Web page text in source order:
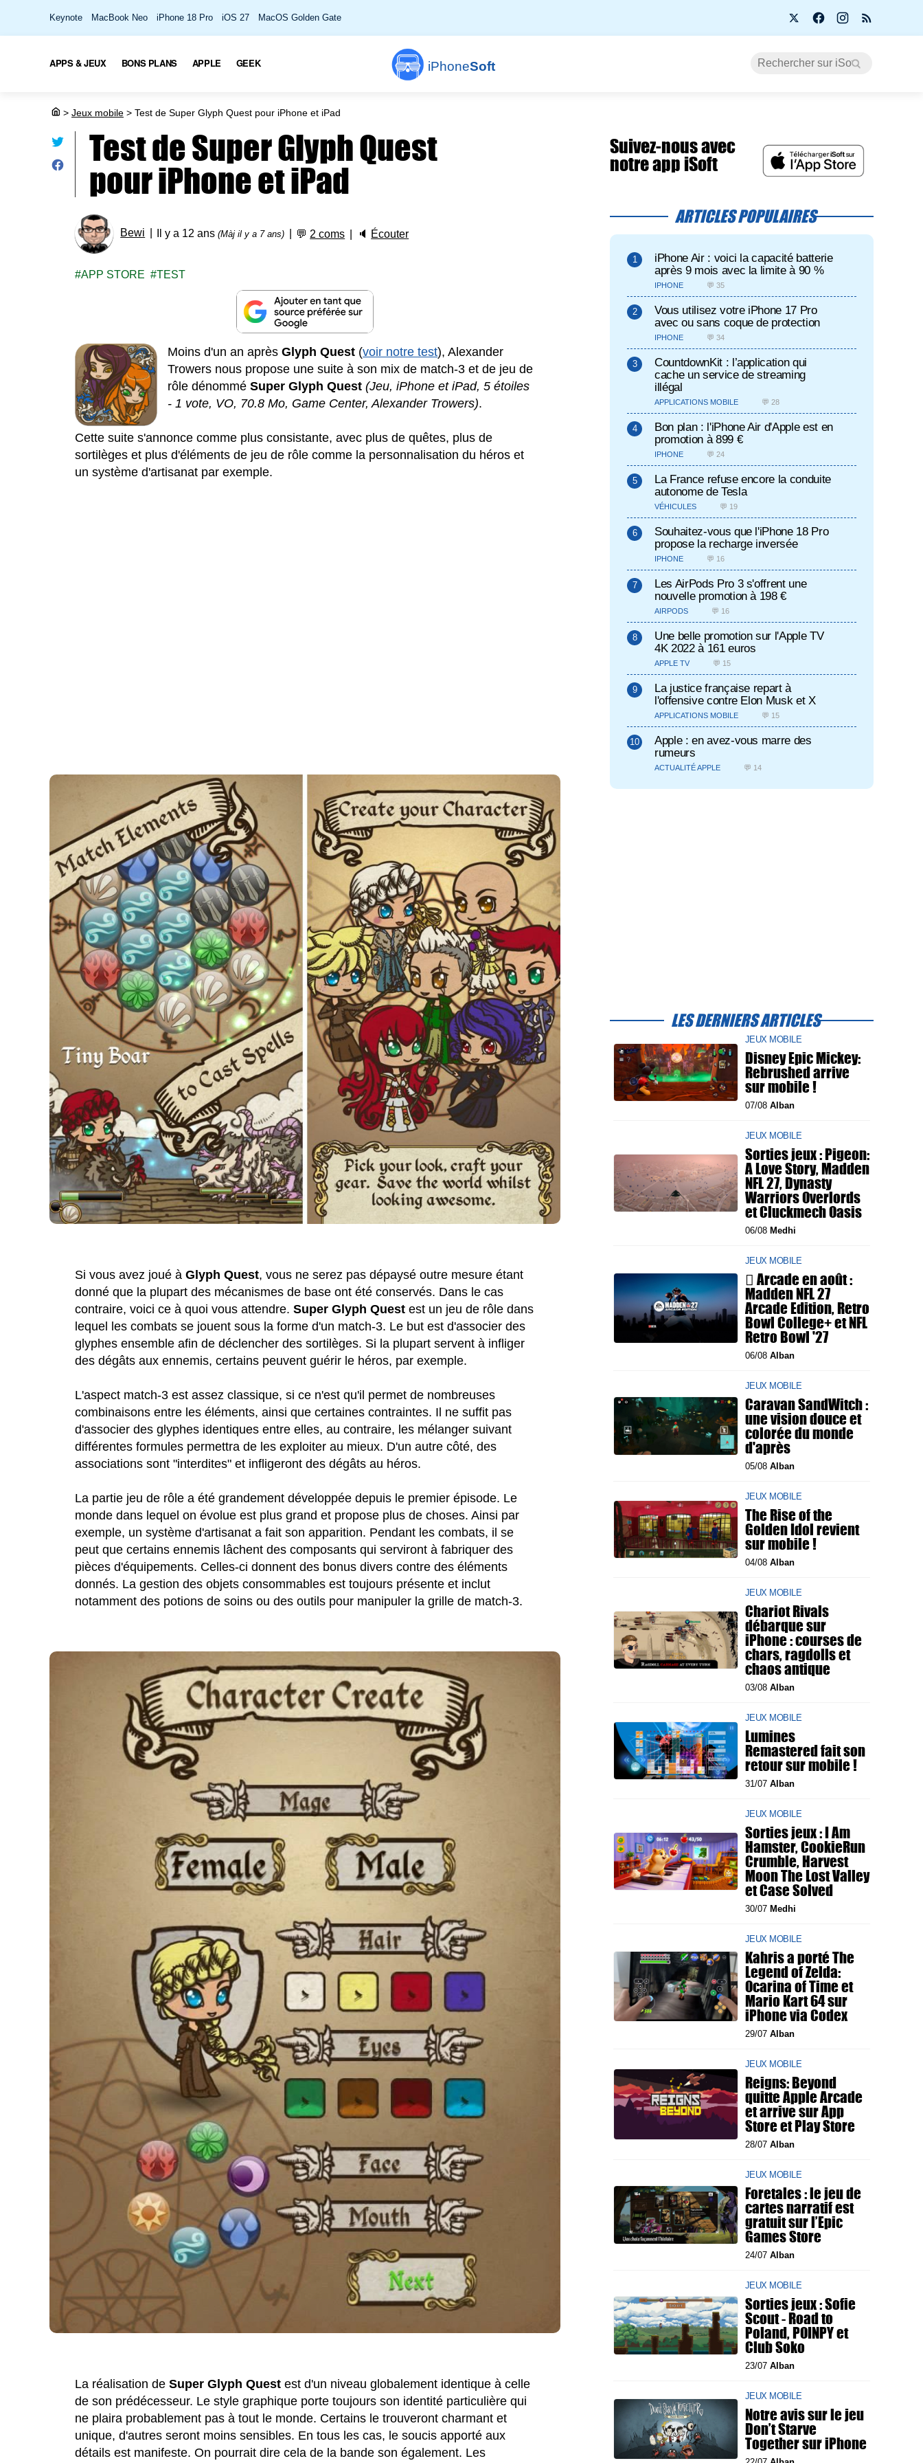
Keynote MacBook Neo iPhone 18 Pro iOS 27 MacOS Golden Gate
iPhoneSoft
APPS & JEUX BONS PLANS APPLE GEEK
> Jeux mobile > Test de Super Glyph Quest pour iPhone et iPad
Test de Super Glyph Quest
pour iPhone et iPad
Bewi Il y a 12 ans(Màj il y a 7 ans) 💬 2 coms 🔈 Écouter
APP STORE TEST
Moins d'un an aprèsGlyph Quest (voir notre test), Alexander
Trowers nous propose une suite à son mix de match-3 et de jeu de
rôle dénomméSuper Glyph Quest (Jeu, iPhone et iPad, 5 étoiles
- 1 vote, VO, 70.8 Mo, Game Center, Alexander Trowers).
Cette suite s'annonce comme plus consistante, avec plus de quêtes, plus de
sortilèges et plus d'éléments de jeu de rôle comme la personnalisation du héros et
un système d'artisanat par exemple.
Si vous avez joué àGlyph Quest, vous ne serez pas dépaysé outre mesure étant
donné que la plupart des mécanismes de base ont été conservés. Dans le cas
contraire, voici ce à quoi vous attendre.Super Glyph Quest est un jeu de rôle dans
lequel les combats se jouent sous la forme d'un match-3. Le but est d'associer des
glyphes ensemble afin de déclencher des sortilèges. Si la plupart servent à infliger
des dégâts aux ennemis, certains peuvent guérir le héros, par exemple.
L'aspect match-3 est assez classique, si ce n'est qu'il permet de nombreuses
combinaisons entre les éléments, ainsi que certaines contraintes. Il ne suffit pas
d'associer des glyphes identiques entre elles, au contraire, les mélanger suivant
différentes formules permettra de les exploiter au mieux. D'un autre côté, des
associations sont "interdites" et infligeront des dégâts au héros.
La partie jeu de rôle a été grandement développée depuis le premier épisode. Le
monde dans lequel on évolue est plus grand et propose plus de choses. Ainsi par
exemple, un système d'artisanat a fait son apparition. Pendant les combats, il se
peut que certains ennemis lâchent des composants qui serviront à fabriquer des
pièces d'équipements. Celles-ci donnent des bonus divers contre des éléments
donnés. La gestion des objets consommables est toujours présente et inclut
notamment des potions de soins ou des outils pour manipuler la grille de match-3.
La réalisation deSuper Glyph Quest est d'un niveau globalement identique à celle
de son prédécesseur. Le style graphique porte toujours son identité particulière qui
ne plaira probablement pas à tout le monde. Certains le trouveront charmant et
unique, d'autres seront moins sensibles. En tous les cas, le soucis apporté aux
détails est manifeste. On pourrait dire cela de la bande son également. Les
Suivez-nous avec
notre app iSoft
ARTICLES POPULAIRES
iPhone Air : voici la capacité batterie
après 9 mois avec la limite à 90 %
IPHONE 💬 35
Vous utilisez votre iPhone 17 Pro
avec ou sans coque de protection
IPHONE 💬 34
CountdownKit : l’application qui
cache un service de streaming
illégal
APPLICATIONS MOBILE 💬 28
Bon plan : l'iPhone Air d'Apple est en
promotion à 899 €
IPHONE 💬 24
La France refuse encore la conduite
autonome de Tesla
VÉHICULES 💬 19
Souhaitez-vous que l'iPhone 18 Pro
propose la recharge inversée
IPHONE 💬 16
Les AirPods Pro 3 s'offrent une
nouvelle promotion à 198 €
AIRPODS 💬 16
Une belle promotion sur l'Apple TV
4K 2022 à 161 euros
APPLE TV 💬 15
La justice française repart à
l'offensive contre Elon Musk et X
APPLICATIONS MOBILE 💬 15
Apple : en avez-vous marre des
rumeurs
ACTUALITÉ APPLE 💬 14
LES DERNIERS ARTICLES
JEUX MOBILE
Disney Epic Mickey:
Rebrushed arrive
sur mobile !
07/08 Alban
JEUX MOBILE
Sorties jeux : Pigeon:
A Love Story, Madden
NFL 27, Dynasty
Warriors Overlords
et Cluckmech Oasis
06/08 Medhi
JEUX MOBILE
 Arcade en août :
Madden NFL 27
Arcade Edition, Retro
Bowl College+ et NFL
Retro Bowl '27
06/08 Alban
JEUX MOBILE
Caravan SandWitch :
une vision douce et
colorée du monde
d'après
05/08 Alban
JEUX MOBILE
The Rise of the
Golden Idol revient
sur mobile !
04/08 Alban
JEUX MOBILE
Chariot Rivals
débarque sur
iPhone : courses de
chars, ragdolls et
chaos antique
03/08 Alban
JEUX MOBILE
Lumines
Remastered fait son
retour sur mobile !
31/07 Alban
JEUX MOBILE
Sorties jeux : I Am
Hamster, CookieRun
Crumble, Harvest
Moon The Lost Valley
et Case Solved
30/07 Medhi
JEUX MOBILE
Kahris a porté The
Legend of Zelda:
Ocarina of Time et
Mario Kart 64 sur
iPhone via Codex
29/07 Alban
JEUX MOBILE
Reigns: Beyond
quitte Apple Arcade
et arrive sur App
Store et Play Store
28/07 Alban
JEUX MOBILE
Foretales : le jeu de
cartes narratif est
gratuit sur l’Epic
Games Store
24/07 Alban
JEUX MOBILE
Sorties jeux : Sofie
Scout - Road to
Poland, POINPY et
Club Soko
23/07 Alban
JEUX MOBILE
Notre avis sur le jeu
Don’t Starve
Together sur iPhone